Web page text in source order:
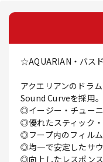
☆AQUARIAN・バス
アクエリアンのドラ
Sound Curveを採用。
◎イージー・チュー
◎優れたスティック
◎フープ内のフィル
◎均一で安定したサ
◎向上したレスポンス